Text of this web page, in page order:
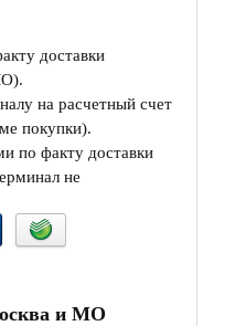
доставки
на расчетный счет
покупки).
по факту доставки
не
и МО